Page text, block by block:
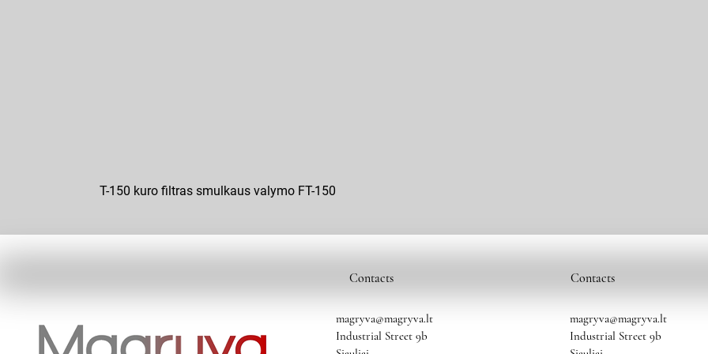
T-150 kuro filtras smulkaus valymo FT-150
Contacts
magryva@magryva.lt
Industrial Street 9b
Contacts
magryva@magryva.lt
Industrial Street 9b